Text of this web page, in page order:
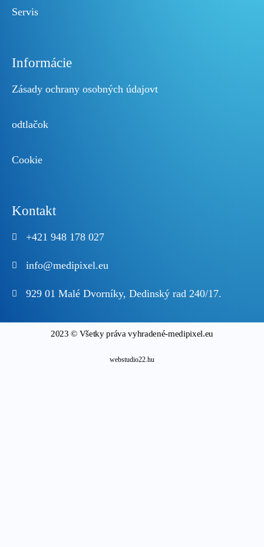
Servis
Informácie
Zásady ochrany osobných údajovt
odtlačok
Cookie
Kontakt
+421 948 178 027
info@medipixel.eu
929 01 Malé Dvorníky, Dedinský rad 240/17.
2023 © Všetky práva vyhradené-medipixel.eu
webstudio22.hu